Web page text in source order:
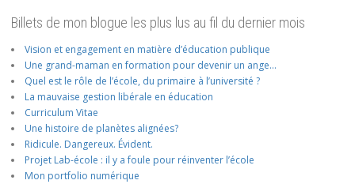
Billets de mon blogue les plus lus au fil du dernier mois
Vision et engagement en matière d’éducation publique
Une grand-maman en formation pour devenir un ange…
Quel est le rôle de l’école, du primaire à l’université ?
La mauvaise gestion libérale en éducation
Curriculum Vitae
Une histoire de planètes alignées?
Ridicule. Dangereux. Évident.
Projet Lab-école : il y a foule pour réinventer l’école
Mon portfolio numérique